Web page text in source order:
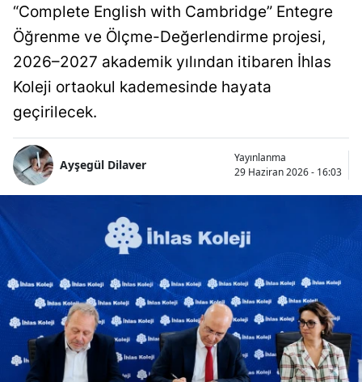
“Complete English with Cambridge” Entegre
Öğrenme ve Ölçme-Değerlendirme projesi,
2026–2027 akademik yılından itibaren İhlas
Koleji ortaokul kademesinde hayata
geçirilecek.
Ayşegül Dilaver
Yayınlanma
29 Haziran 2026 - 16:03